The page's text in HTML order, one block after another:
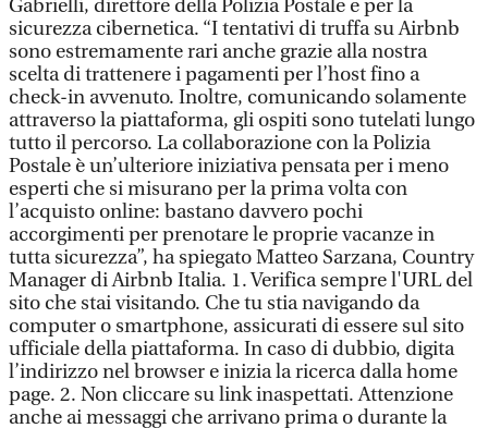
Gabrielli, direttore della Polizia Postale e per la
sicurezza cibernetica. “I tentativi di truffa su Airbnb
sono estremamente rari anche grazie alla nostra
scelta di trattenere i pagamenti per l’host fino a
check-in avvenuto. Inoltre, comunicando solamente
attraverso la piattaforma, gli ospiti sono tutelati lungo
tutto il percorso. La collaborazione con la Polizia
Postale è un’ulteriore iniziativa pensata per i meno
esperti che si misurano per la prima volta con
l’acquisto online: bastano davvero pochi
accorgimenti per prenotare le proprie vacanze in
tutta sicurezza”, ha spiegato Matteo Sarzana, Country
Manager di Airbnb Italia. 1. Verifica sempre l'URL del
sito che stai visitando. Che tu stia navigando da
computer o smartphone, assicurati di essere sul sito
ufficiale della piattaforma. In caso di dubbio, digita
l’indirizzo nel browser e inizia la ricerca dalla home
page. 2. Non cliccare su link inaspettati. Attenzione
anche ai messaggi che arrivano prima o durante la